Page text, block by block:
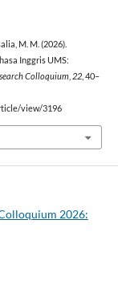
M. M. (2026).
Inggris UMS:
Colloquium 22, 40–
view/3196
2026: